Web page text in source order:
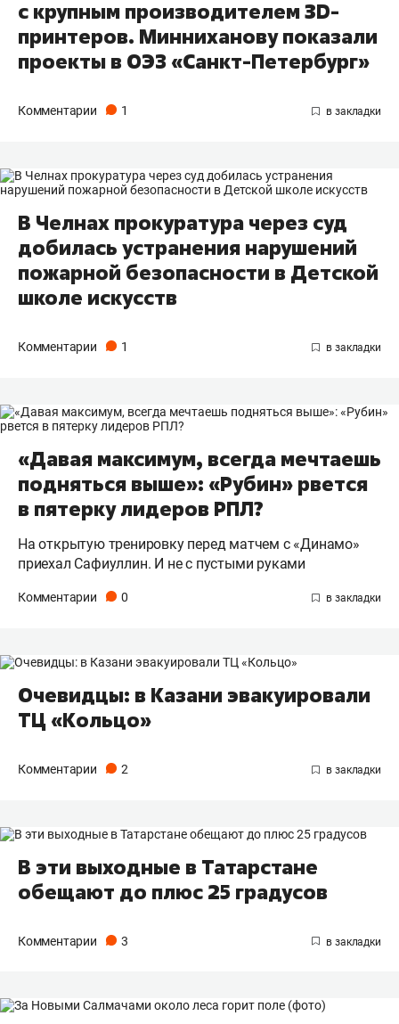
с крупным производителем 3D-
принтеров. Минниханову показали
проекты в ОЭЗ «Санкт-Петербург»
Комментарии 1
В Челнах прокуратура через суд
добилась устранения нарушений
пожарной безопасности в Детской
школе искусств
Комментарии 1
«Давая максимум, всегда мечтаешь
подняться выше»: «Рубин» рвется
в пятерку лидеров РПЛ?
На открытую тренировку перед матчем с «Динамо»
приехал Сафиуллин. И не с пустыми руками
Комментарии 0
Очевидцы: в Казани эвакуировали
ТЦ «Кольцо»
Комментарии 2
В эти выходные в Татарстане
обещают до плюс 25 градусов
Комментарии 3